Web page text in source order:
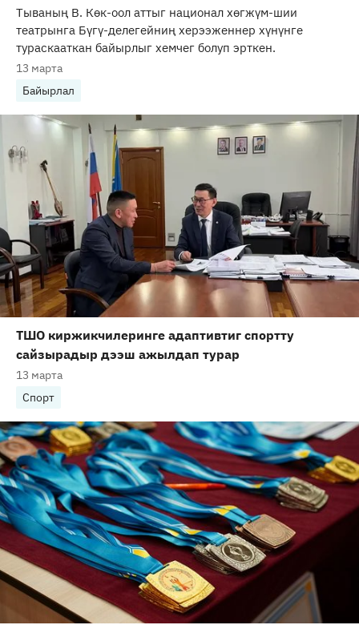
Тываның В. Көк-оол аттыг национал хөгжүм-шии
театрынга Бүгү-делегейниң херээженнер хүнүнге
тураскааткан байырлыг хемчег болуп эрткен.
13 марта
Байырлал
ТШО киржикчилеринге адаптивтиг спортту
сайзырадыр дээш ажылдап турар
13 марта
Спорт